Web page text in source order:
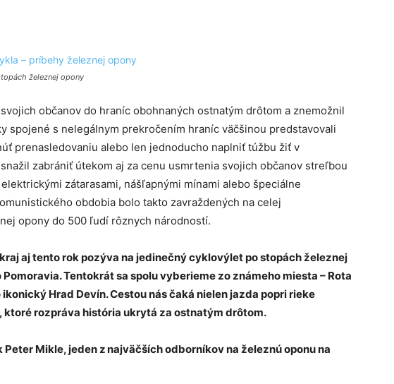
železnej opony
občanov do hraníc obohnaných ostnatým drôtom a znemožnil
spojené s nelegálnym prekročením hraníc väčšinou predstavovali
prenasledovaniu alebo len jednoducho naplniť túžbu žiť v
zabrániť útekom aj za cenu usmrtenia svojich občanov streľbou
zátarasami, nášľapnými mínami alebo špeciálne
obdobia bolo takto zavraždených na celej
opony do 500 ľudí rôznych národností.
aj tento rok pozýva na jedinečný cyklovýlet po stopách železnej
Tentokrát sa spolu vyberieme zo známeho miesta – Rota
ikonický Hrad Devín. Cestou nás čaká nielen jazda popri rieke
ktoré rozpráva história ukrytá za ostnatým drôtom.
Mikle, jeden z najväčších odborníkov na železnú oponu na